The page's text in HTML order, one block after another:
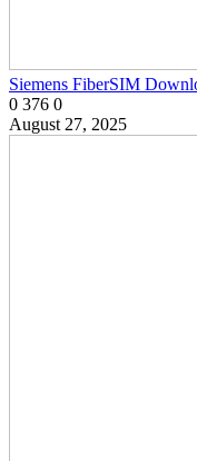
Siemens FiberSIM
0 376 0
August 27, 2025